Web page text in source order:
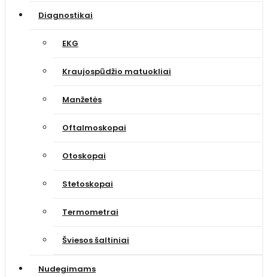
Diagnostikai
EKG
Kraujospūdžio matuokliai
Manžetės
Oftalmoskopai
Otoskopai
Stetoskopai
Termometrai
Šviesos šaltiniai
Nudegimams